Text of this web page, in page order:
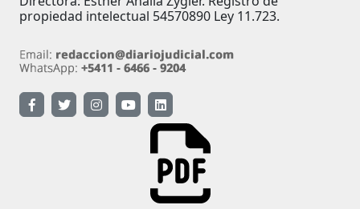
propiedad intelectual 54570890 Ley 11.723.